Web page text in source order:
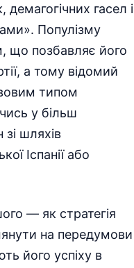
гасел і
Популізму
що позбавляє його
а тому відомий
типом
у більш
зі шляхів
Іспанії або
— як стратегія
на передумови
його успіху в